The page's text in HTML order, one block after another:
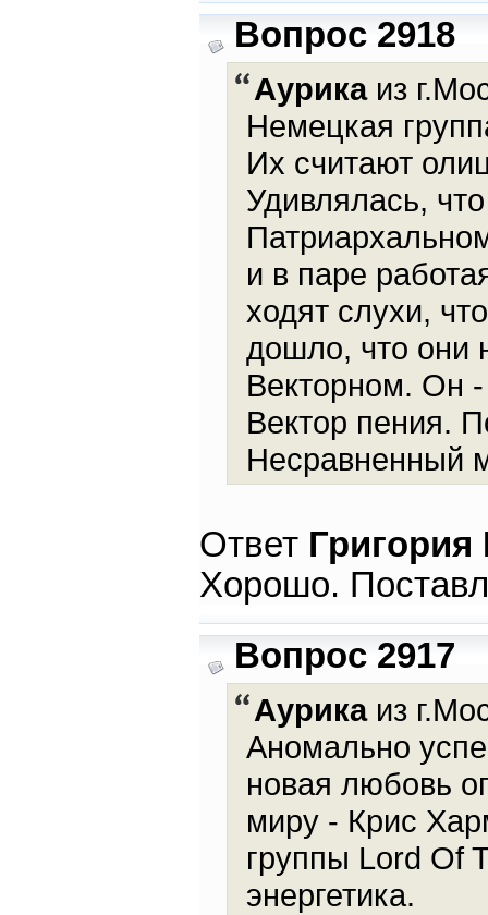
Вопрос 2918
Аурикаиз
Немецкая
Их считают
Удивлялась,
и в паре
ходят слухи,
дошло, что они
Векторном. Он
Вектор пения.
Несравненный
Ответ
Хорошо.
Вопрос 2917
Аурикаиз
Аномально
новая любовь
миру - Крис
группы Lord Of
энергетика.